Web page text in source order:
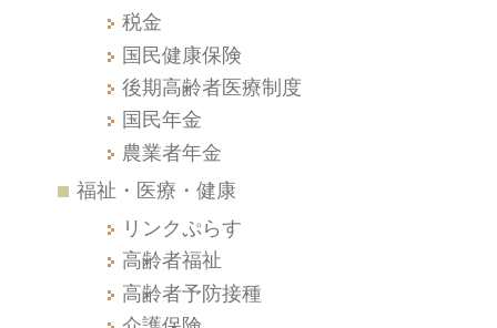
税金
国民健康保険
後期高齢者医療制度
国民年金
農業者年金
福祉・医療・健康
リンクぷらす
高齢者福祉
高齢者予防接種